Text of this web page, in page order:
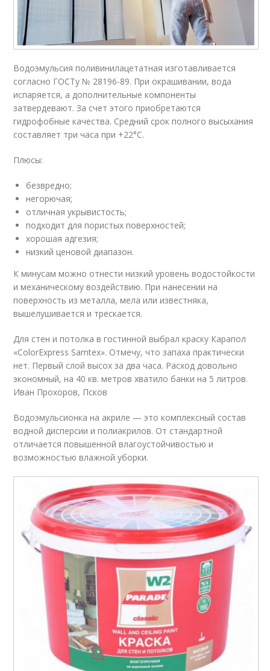
Водоэмульсия поливинилацетатная изготавливается
согласно ГОСТу № 28196-89. При окрашивании, вода
испаряется, а дополнительные компоненты
затвердевают. За счет этого приобретаются
гидрофобные качества. Средний срок полного высыхания
составляет три часа при +22°С.
Плюсы:
безвредно;
негорючая;
отличная укрывистость;
подходит для пористых поверхностей;
хорошая адгезия;
низкий ценовой диапазон.
К минусам можно отнести низкий уровень водостойкости
и механическому воздействию. При нанесении на
поверхность из металла, мела или известняка,
вышелушивается и трескается.
Для стен и потолка в гостинной выбрал краску Карапол
«ColorExpress Samtex». Отмечу, что запаха практически
нет. Первый слой высох за два часа. Расход довольно
экономный, на 40 кв. метров хватило банки на 5 литров.
Иван Прохоров, Псков
Водоэмульсионка на акриле — это комплексный состав
водной дисперсии и полиакрилов. От стандартной
отличается повышенной влагоустойчивостью и
возможностью влажной уборки.